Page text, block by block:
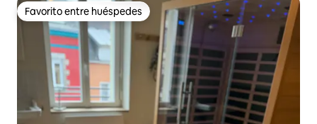
Favorito entre huéspedes
Favorito entre huéspedes